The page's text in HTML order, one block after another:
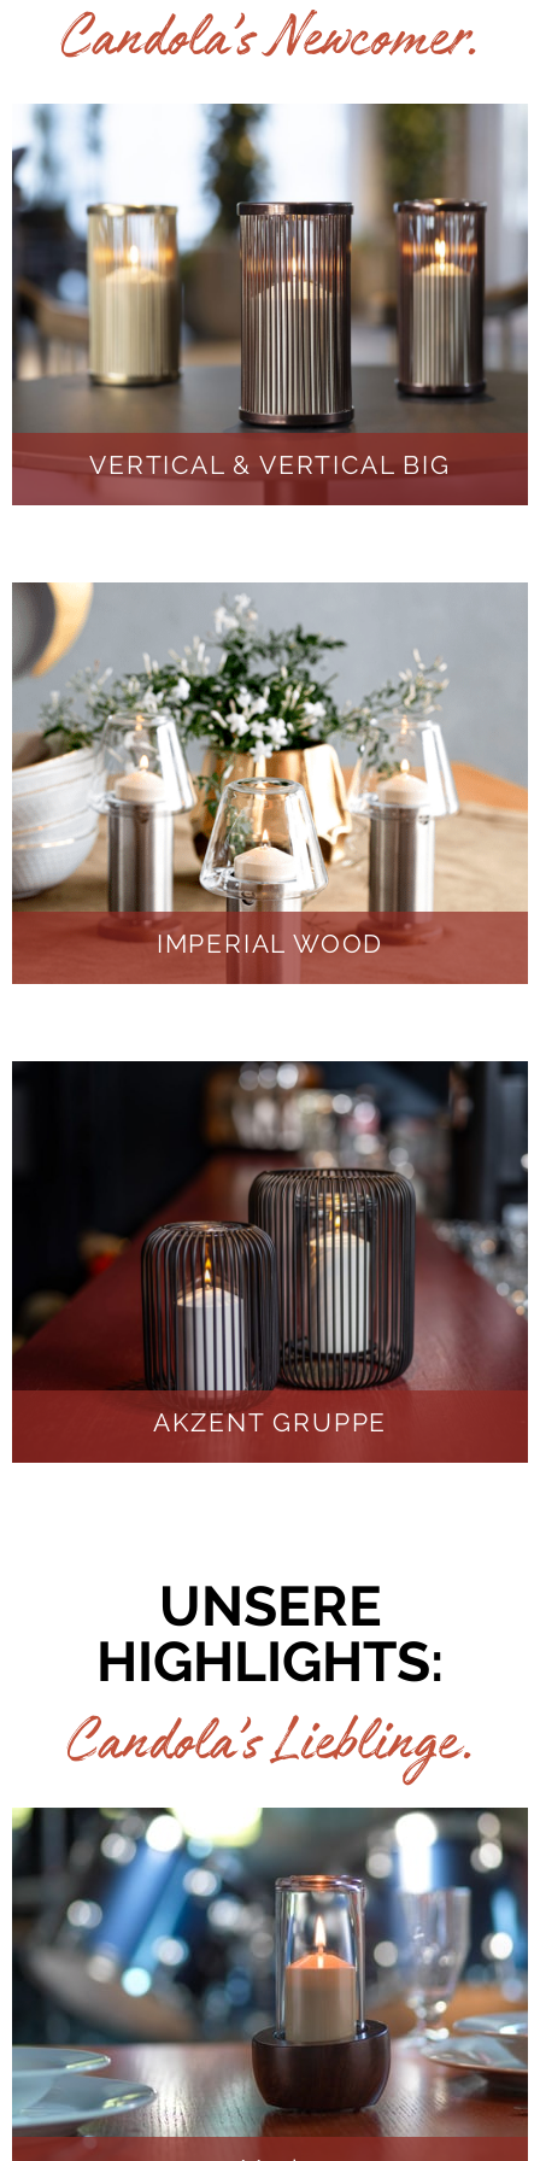
Candola’s Newcomer.
VERTICAL & VERTICAL BIG
IMPERIAL WOOD
AKZENT GRUPPE
UNSERE
HIGHLIGHTS:
Candola’s Lieblinge.